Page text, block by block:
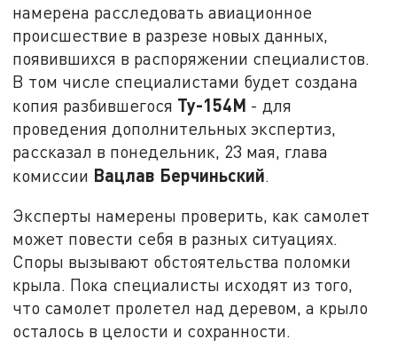
намерена расследовать авиационное
происшествие в разрезе новых данных,
появившихся в распоряжении специалистов.
В том числе специалистами будет создана
копия разбившегося Ту-154М - для
проведения дополнительных экспертиз,
рассказал в понедельник, 23 мая, глава
комиссии Вацлав Берчиньский.
Эксперты намерены проверить, как самолет
может повести себя в разных ситуациях.
Споры вызывают обстоятельства поломки
крыла. Пока специалисты исходят из того,
что самолет пролетел над деревом, а крыло
осталось в целости и сохранности.